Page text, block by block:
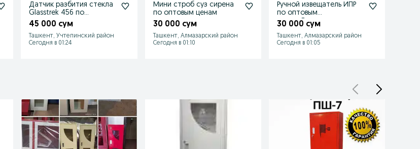
Датчик разбития стекла
Glasstrek 456 по
оптовым ценам.
45 000 сум
Ташкент, Учтепинский район
Сегодня в 01:24
Мини строб суз сирена
по оптовым ценам
30 000 сум
Ташкент, Алмазарский район
Сегодня в 01:10
Ручной извещатель ИПР
по оптовым
ценам.Доставка.
30 000 сум
Ташкент, Алмазарский район
Сегодня в 01:05